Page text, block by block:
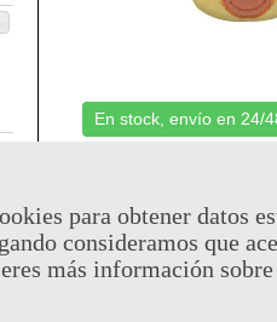
En stock, envío en 24/
Referencia: FK9150
6,95 € (impuestos inc.)
para obtener datos
consideramos que
más información